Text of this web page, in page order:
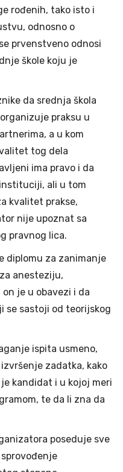
rođenih, tako isto i
odnosno o
prvenstveno odnosi
škole koju je
da srednja škola
praksu u
a u kom
tog dela
ima pravo i da
ali u tom
kvalitet prakse,
nije upoznat sa
pravnog lica.
diplomu za zanimanje
anesteziju,
je u obavezi i da
se sastoji od teorijskog
ispita usmeno,
zadatka, kako
kandidat i u kojoj meri
te da li zna da
poseduje sve